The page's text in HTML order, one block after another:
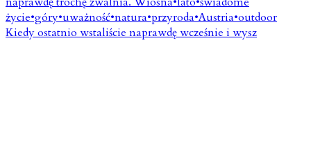
Kiedy ostatnio wstaliście naprawdę wcześnie i wysz